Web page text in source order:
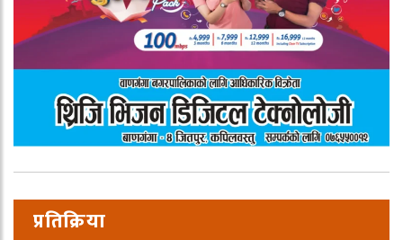
प्रतिक्रिया